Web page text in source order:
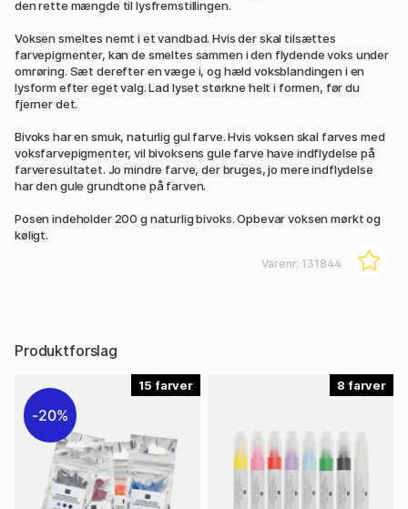
den rette mængde til lysfremstillingen.
Voksen smeltes nemt i et vandbad. Hvis der skal tilsættes
farvepigmenter, kan de smeltes sammen i den flydende voks under
omrøring. Sæt derefter en væge i, og hæld voksblandingen i en
lysform efter eget valg. Lad lyset størkne helt i formen, før du
fjerner det.
Bivoks har en smuk, naturlig gul farve. Hvis voksen skal farves med
voksfarvepigmenter, vil bivoksens gule farve have indflydelse på
farveresultatet. Jo mindre farve, der bruges, jo mere indflydelse
har den gule grundtone på farven.
Posen indeholder 200 g naturlig bivoks. Opbevar voksen mørkt og
køligt.
Varenr: 131844
Produktforslag
15
20%
8